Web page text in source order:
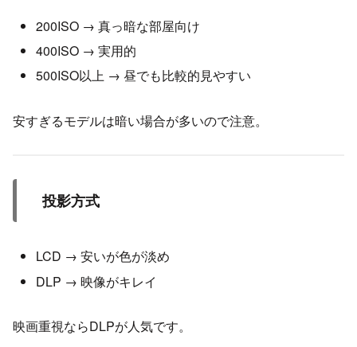
200ISO → 真っ暗な部屋向け
400ISO → 実用的
500ISO以上 → 昼でも比較的見やすい
安すぎるモデルは暗い場合が多いので注意。
投影方式
LCD → 安いが色が淡め
DLP → 映像がキレイ
映画重視ならDLPが人気です。